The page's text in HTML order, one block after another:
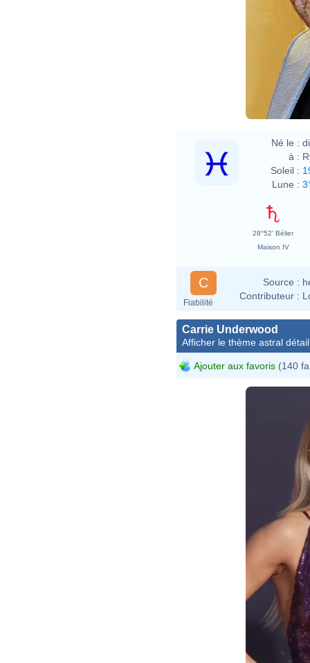
Né le :
à :
Soleil :
Lune :
28°52' Bélier
Maison IV
C
Fiabilité
Source :
Contributeur :
Carrie Underwood
Afficher le thème astral
Ajouter aux favoris (140